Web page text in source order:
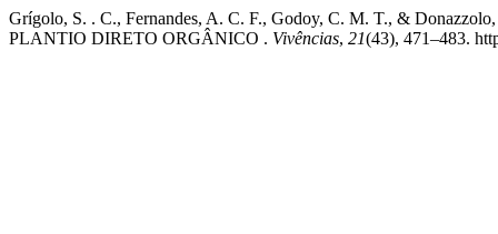
Grígolo, S. . C., Fernandes, A. C. F., Godoy, C. M. T., &
PLANTIO DIRETO ORGÂNICO . Vivências, 21(43), 471–483.